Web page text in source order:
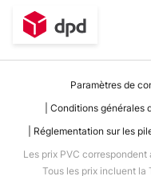
Paramètres de
Conditions générales
Réglementation sur les
Les prix PVC
Tous les prix incluent la